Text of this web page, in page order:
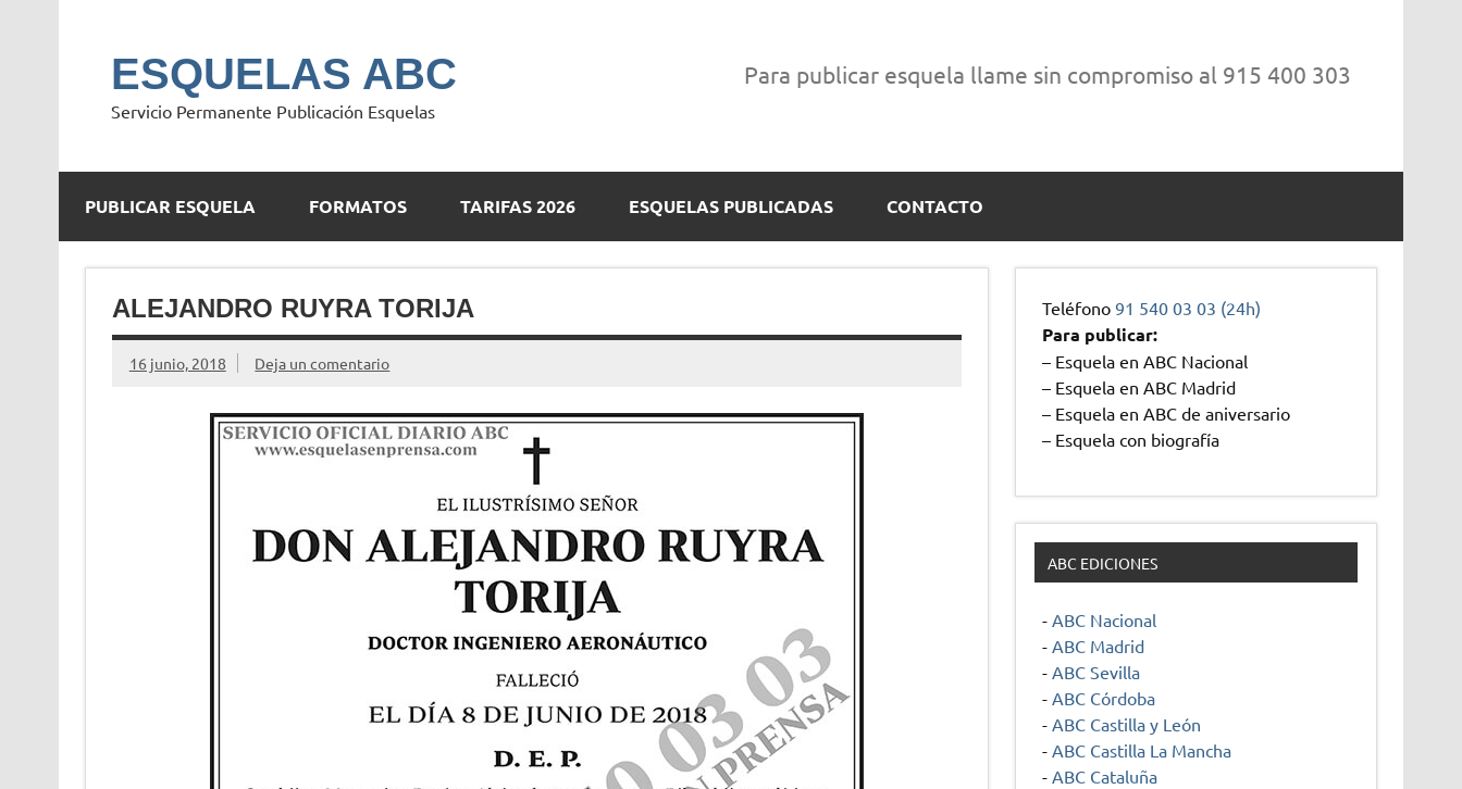
ESQUELAS ABC
Servicio Permanente Publicación Esquelas
Para publicar esquela llame sin compromiso al 915 400 303
PUBLICAR ESQUELA FORMATOS TARIFAS 2026 ESQUELAS PUBLICADAS CONTACTO
ALEJANDRO RUYRA TORIJA
16 junio, 2018 Deja un comentario
Teléfono91 540 03 03 (24h)
Para publicar:
– Esquela en ABC Nacional
– Esquela en ABC Madrid
– Esquela en ABC de aniversario
– Esquela con biografía
ABC EDICIONES
- ABC Nacional
- ABC Madrid
- ABC Sevilla
- ABC Córdoba
- ABC Castilla y León
- ABC Castilla La Mancha
- ABC Cataluña